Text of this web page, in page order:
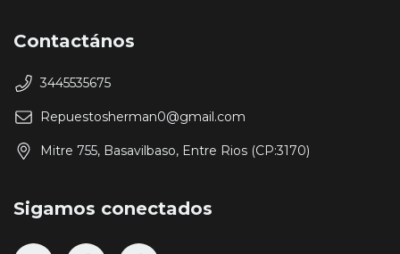
Contactános
3445535675
Repuestosherman0@gmail.com
Mitre 755, Basavilbaso, Entre Rios (CP:3170)
Sigamos conectados